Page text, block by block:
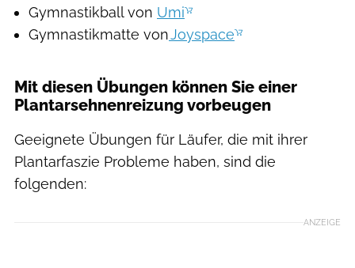
Gymnastikball von Umi
Gymnastikmatte vonJoyspace
Mit diesen Übungen können Sie einer
Plantarsehnenreizung vorbeugen
Geeignete Übungen für Läufer, die mit ihrer
Plantarfaszie Probleme haben, sind die
folgenden:
ANZEIGE